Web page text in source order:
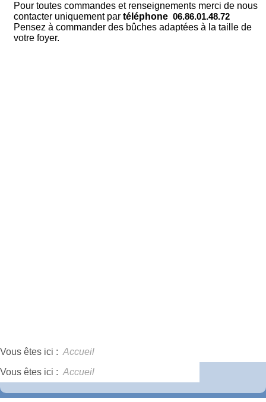
Pour toutes commandes et renseignements merci de nous
contacter uniquement par téléphone 06.86.01.48.72
Pensez à commander des bûches adaptées à la taille de
votre foyer.
Vous êtes ici : Accueil
Vous êtes ici : Accueil